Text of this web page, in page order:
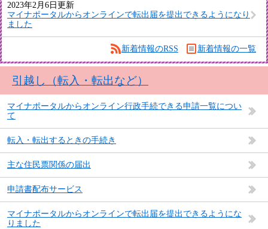
2023年2月6日更新
マイナポータルからオンラインで転出届を提出できるようになり
ました
新着情報のRSS 新着情報の一覧
引越し（転入・転出など）
マイナポータルからオンライン行政手続できる申請一覧につい
て
転入・転出するときの手続き
主な住民票関係の届出
申請書配布サービス
マイナポータルからオンラインで転出届を提出できるようにな
りました